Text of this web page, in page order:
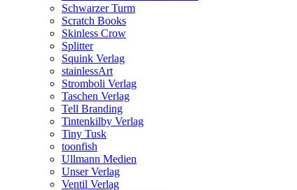
Schwarzer Turm
Scratch Books
Skinless Crow
Splitter
Squink Verlag
stainlessArt
Stromboli Verlag
Taschen Verlag
Tell Branding
Tintenkilby Verlag
Tiny Tusk
toonfish
Ullmann Medien
Unser Verlag
Ventil Verlag